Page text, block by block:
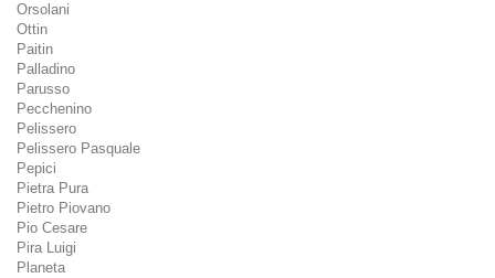
Orsolani
Ottin
Paitin
Palladino
Parusso
Pecchenino
Pelissero
Pelissero Pasquale
Pepici
Pietra Pura
Pietro Piovano
Pio Cesare
Pira Luigi
Planeta